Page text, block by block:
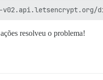
resolveu o problema!